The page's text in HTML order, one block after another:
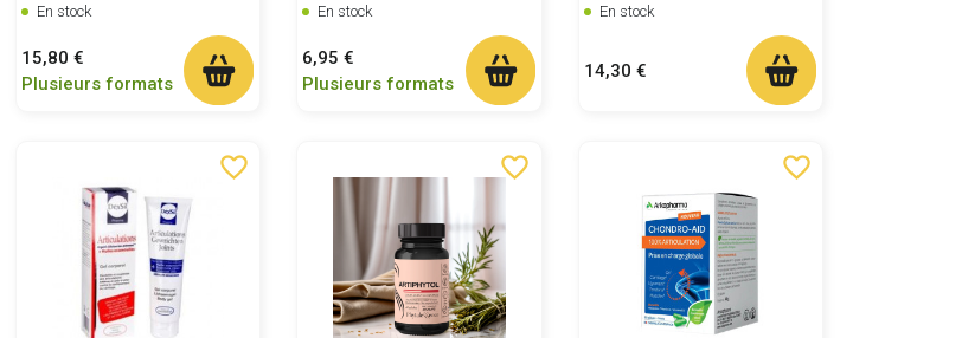
En stock
Prix
15,80 €
Plusieurs formats
En stock
Prix
6,95 €
Plusieurs formats
En stock
Prix
14,30 €
favorite_border favorite_border favorite_border